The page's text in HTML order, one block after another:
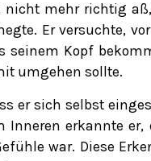
mehr richtig
Er versuchte,
Kopf
umgehen sollte.
er sich selbst
erkannte er,
war. Diese